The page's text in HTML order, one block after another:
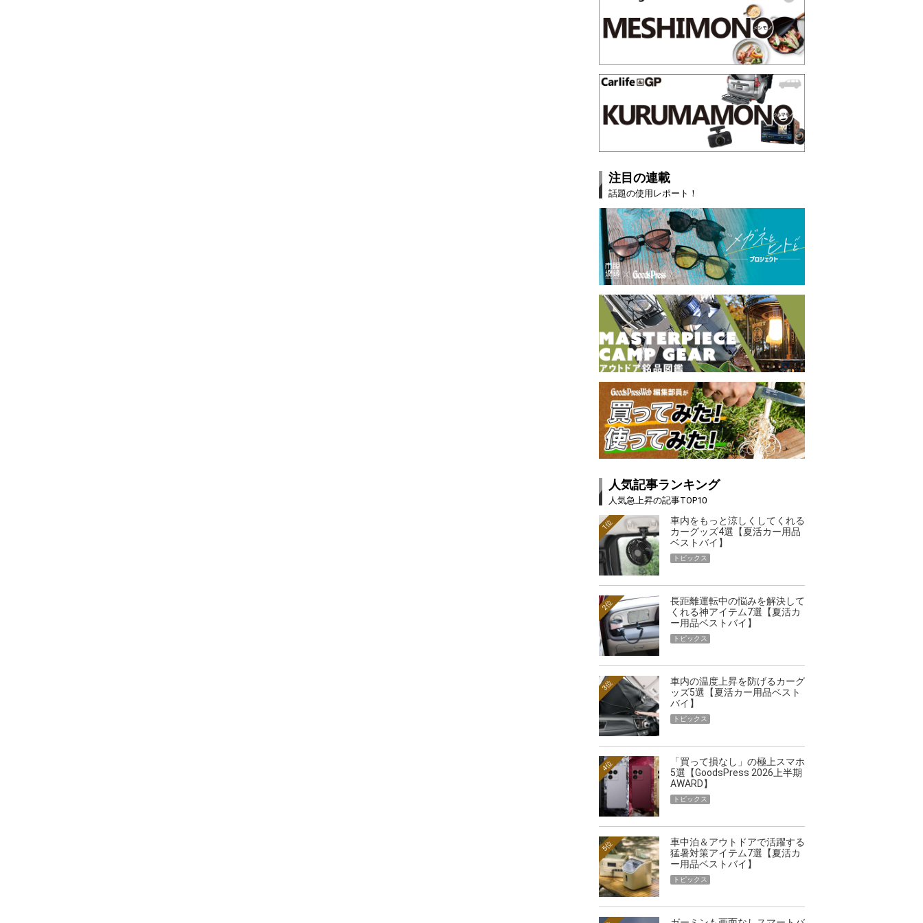
注目の連載
話題の使用レポート！
人気記事ランキング
人気急上昇の記事TOP10
車内をもっと涼しくしてくれる
カーグッズ4選【夏活カー用品
ベストバイ】
1位
トピックス
長距離運転中の悩みを解決して
くれる神アイテム7選【夏活カ
ー用品ベストバイ】
2位
トピックス
車内の温度上昇を防げるカーグ
ッズ5選【夏活カー用品ベスト
バイ】
3位
トピックス
「買って損なし」の極上スマホ
5選【GoodsPress 2026上半期
AWARD】
4位
トピックス
車中泊＆アウトドアで活躍する
猛暑対策アイテム7選【夏活カ
ー用品ベストバイ】
5位
トピックス